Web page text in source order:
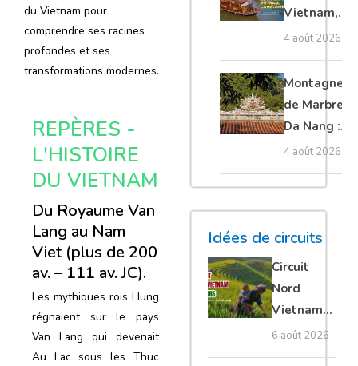
du Vietnam pour
comprendre ses racines
profondes et ses
transformations modernes.
REPÈRES -
L'HISTOIRE
DU VIETNAM
Du Royaume Van
Lang au Nam
Viet (plus de 200
av. – 111 av. JC).
Les mythiques rois Hung
régnaient sur le pays
Van Lang qui devenait
Au Lac sous les Thuc
Vietnam,
Cambodge
et Laos :
guide
complet
4 août 2026
Montagnes
de Marbre à
Da Nang :
que voir et
comment
organiser sa
visite ?
4 août 2026
Idées de circuits
Circuit
Nord
Vietnam
15 jours :
Ha Giang
6 août 2026